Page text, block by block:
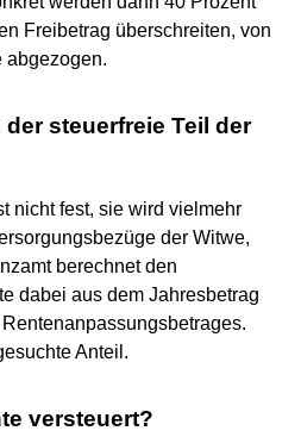
Freibetrag überschreiten, von
abgezogen.
steuerfreie Teil der
nicht fest, sie wird vielmehr
der Witwe,
berechnet den
dabei aus dem Jahresbetrag
Anteil.
versteuert?